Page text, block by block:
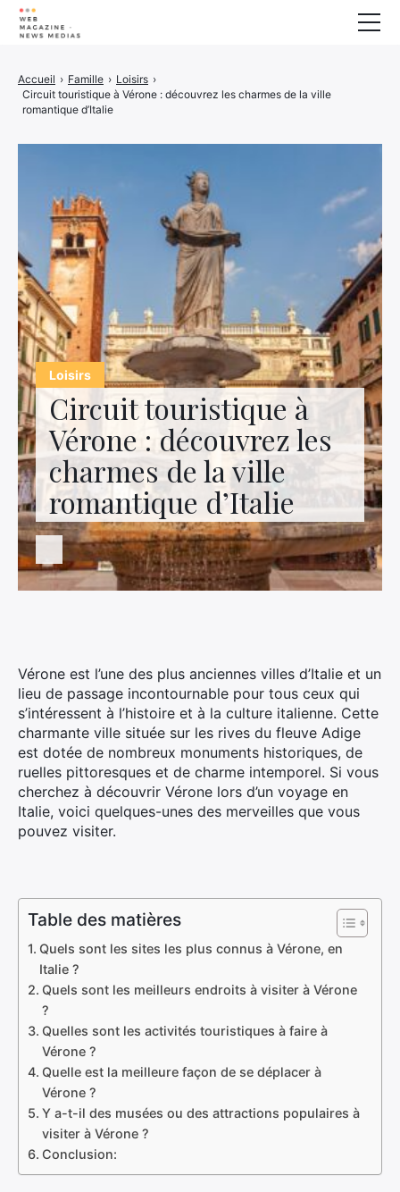
Loisirs
Circuit touristique à
Vérone : découvrez les
charmes de la ville
romantique d’Italie
Accueil › Famille › Loisirs ›
Circuit touristique à Vérone : découvrez les charmes de la ville
romantique d’Italie
Vérone est l’une des plus anciennes villes d’Italie et un
lieu de passage incontournable pour tous ceux qui
s’intéressent à l’histoire et à la culture italienne. Cette
charmante ville située sur les rives du fleuve Adige
est dotée de nombreux monuments historiques, de
ruelles pittoresques et de charme intemporel. Si vous
cherchez à découvrir Vérone lors d’un voyage en
Italie, voici quelques-unes des merveilles que vous
pouvez visiter.
Table des matières
Quels sont les sites les plus connus à Vérone, en
Italie ?
Quels sont les meilleurs endroits à visiter à Vérone
?
Quelles sont les activités touristiques à faire à
Vérone ?
Quelle est la meilleure façon de se déplacer à
Vérone ?
Y a-t-il des musées ou des attractions populaires à
visiter à Vérone ?
Conclusion:
Animaux
Maison
Imprimante 3D
Electrogène
Famille
Auto/Moto
Marketing
À propos
Contactez-nous